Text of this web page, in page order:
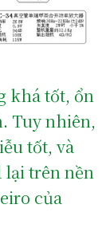
khá tốt, ổn
Tuy nhiên,
tốt, và
lại trên nền
của